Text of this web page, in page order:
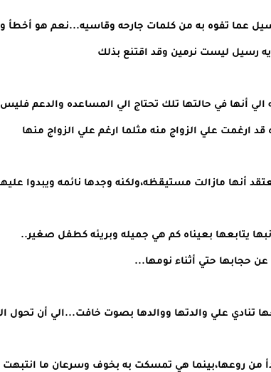
عما تفوه به من كلمات جارحه وقاسيه...نعم هو أخطأ
رسيل ليست نرمين وقد اقتنع بذلك
الي أنها في حالتها تلك تحتاج الي المساعده والدعم
قد ارغمت علي الزواج منه مثلما ارغم علي الزواج منها
أنها مازالت مستيقظه،ولكنه وجدها نائمه ويبدوا عليها
يتابعها بعيناه كم هي جميله وبريئه كطفل صغير..
حجابها حتي أثناء نومها...
تنادي علي والدتها ووالدها بصوت خافت...الي أن
من روعها،بينما هي تمسكت به بخوف وسرعان ما